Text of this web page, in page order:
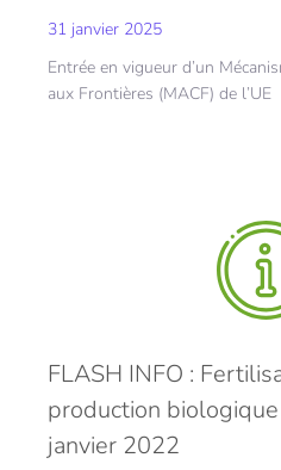
31 janvier 2025
Entrée en vigueur d’un
aux Frontières (MACF) de l’UE
FLASH INFO :
production
janvier 2022